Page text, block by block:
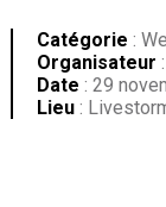
Catégorie :
Organisateur
Date : 29
Lieu :